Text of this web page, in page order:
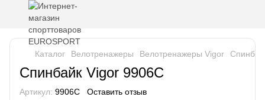
Каталог Велотренажеры Велотренажеры Vigor
Спинбайк Vigor 9906C
Артикул: 9906C Оставить отзыв